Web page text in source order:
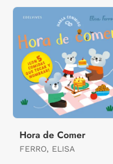
Hora de Comer
FERRO, ELISA